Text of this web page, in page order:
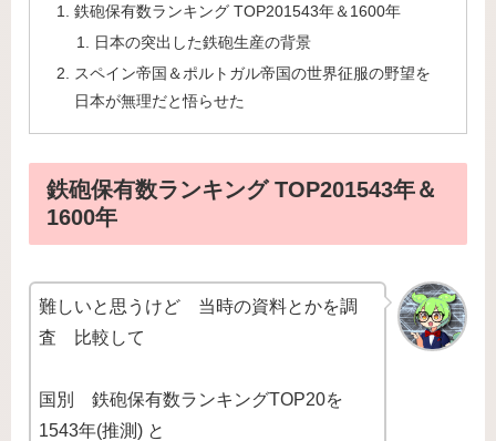
鉄砲保有数ランキング TOP201543年＆1600年
日本の突出した鉄砲生産の背景
スペイン帝国＆ポルトガル帝国の世界征服の野望を
日本が無理だと悟らせた
鉄砲保有数ランキング TOP201543年＆
1600年
難しいと思うけど 当時の資料とかを調
査 比較して
国別 鉄砲保有数ランキングTOP20を
1543年(推測) と